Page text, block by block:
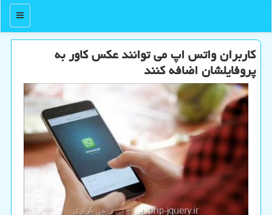
منو
کاربران واتس اپ می توانند عکس کاور به
پروفایلشان اضافه کنند